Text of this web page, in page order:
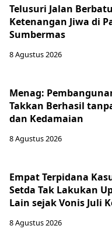
Telusuri Jalan
Ketenangan Jiwa di
Sumbermas
8 Agustus 2026
Menag:
Takkan Berhasil
dan Kedamaian
8 Agustus 2026
Empat Terpidana
Setda Tak Lakukan
Lain sejak Vonis Juli
8 Agustus 2026